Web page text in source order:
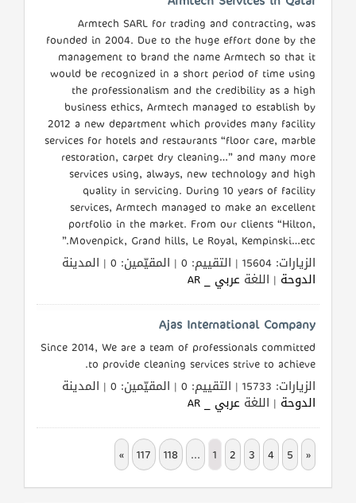
Armtech SARL for trading and contracting, was
founded in 2004. Due to the huge effort done by the
management to brand the name Armtech so that it
would be recognized in a short period of time using
the professionalism and the credibility as a high
business ethics, Armtech managed to establish by
2012 a new department which provides many facility
services for hotels and restaurants “floor care, marble
restoration, carpet dry cleaning…” and many more
services using, always, new technology and high
quality in servicing. During 10 years of facility
services, Armtech managed to make an excellent
portfolio in the market. From our clients “Hilton,
Movenpick, Grand hills, Le Royal, Kempinski…etc.”
الزيارات: 15604 | التقييم: 0 | المقيّمين: 0 | المدينة
الدوحة | اللغة عربي _ AR
Ajas International Company
Since 2014, We are a team of professionals committed
to provide cleaning services strive to achieve.
الزيارات: 15733 | التقييم: 0 | المقيّمين: 0 | المدينة
الدوحة | اللغة عربي _ AR
«
1 2 3 4 5
...
117 118
»